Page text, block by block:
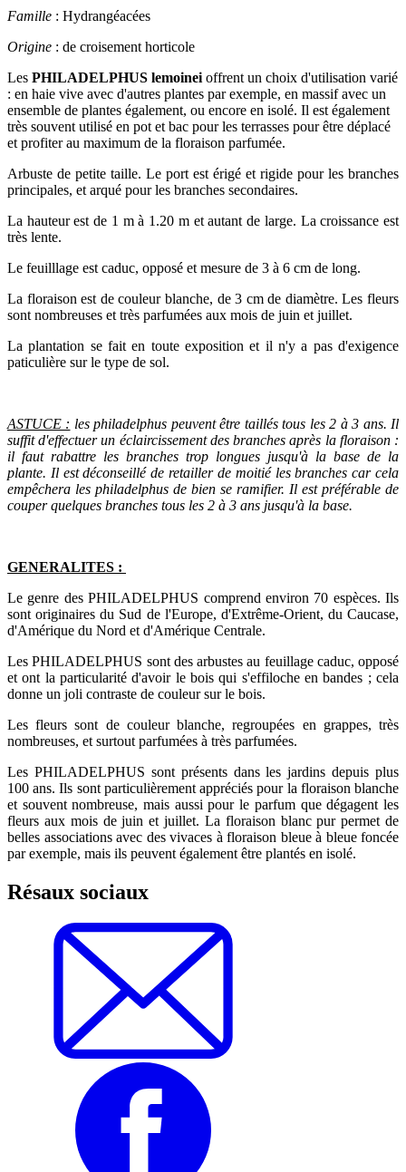
Famille : Hydrangéacées
Origine : de croisement horticole
Les PHILADELPHUS lemoinei offrent un choix d'utilisation varié
: en haie vive avec d'autres plantes par exemple, en massif avec un
ensemble de plantes également, ou encore en isolé. Il est également
très souvent utilisé en pot et bac pour les terrasses pour être déplacé
et profiter au maximum de la floraison parfumée.
Arbuste de petite taille. Le port est érigé et rigide pour les branches
principales, et arqué pour les branches secondaires.
La hauteur est de 1 m à 1.20 m et autant de large. La croissance est
très lente.
Le feuilllage est caduc, opposé et mesure de 3 à 6 cm de long.
La floraison est de couleur blanche, de 3 cm de diamètre. Les fleurs
sont nombreuses et très parfumées aux mois de juin et juillet.
La plantation se fait en toute exposition et il n'y a pas d'exigence
paticulière sur le type de sol.
ASTUCE : les philadelphus peuvent être taillés tous les 2 à 3 ans. Il
suffit d'effectuer un éclaircissement des branches après la floraison :
il faut rabattre les branches trop longues jusqu'à la base de la
plante. Il est déconseillé de retailler de moitié les branches car cela
empêchera les philadelphus de bien se ramifier. Il est préférable de
couper quelques branches tous les 2 à 3 ans jusqu'à la base.
GENERALITES :
Le genre des PHILADELPHUS comprend environ 70 espèces. Ils
sont originaires du Sud de l'Europe, d'Extrême-Orient, du Caucase,
d'Amérique du Nord et d'Amérique Centrale.
Les PHILADELPHUS sont des arbustes au feuillage caduc, opposé
et ont la particularité d'avoir le bois qui s'effiloche en bandes ; cela
donne un joli contraste de couleur sur le bois.
Les fleurs sont de couleur blanche, regroupées en grappes, très
nombreuses, et surtout parfumées à très parfumées.
Les PHILADELPHUS sont présents dans les jardins depuis plus
100 ans. Ils sont particulièrement appréciés pour la floraison blanche
et souvent nombreuse, mais aussi pour le parfum que dégagent les
fleurs aux mois de juin et juillet. La floraison blanc pur permet de
belles associations avec des vivaces à floraison bleue à bleue foncée
par exemple, mais ils peuvent également être plantés en isolé.
Résaux sociaux